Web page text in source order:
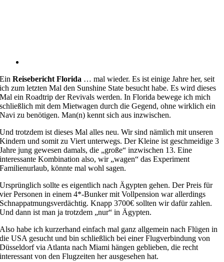
EinReisebericht Florida … mal wieder. Es ist einige Jahre her, seit
ich zum letzten Mal den Sunshine State besucht habe. Es wird dieses
Mal ein Roadtrip der Revivals werden. In Florida bewege ich mich
schließlich mit dem Mietwagen durch die Gegend, ohne wirklich ein
Navi zu benötigen. Man(n) kennt sich aus inzwischen.
Und trotzdem ist dieses Mal alles neu. Wir sind nämlich mit unseren
Kindern und somit zu Viert unterwegs. Der Kleine ist geschmeidige 3
Jahre jung gewesen damals, die „große“ inzwischen 13. Eine
interessante Kombination also, wir „wagen“ das Experiment
Familienurlaub, könnte mal wohl sagen.
Ursprünglich sollte es eigentlich nach Ägypten gehen. Der Preis für
vier Personen in einem 4*-Bunker mit Vollpension war allerdings
Schnappatmungsverdächtig. Knapp 3700€ sollten wir dafür zahlen.
Und dann ist man ja trotzdem „nur“ in Ägypten.
Also habe ich kurzerhand einfach mal ganz allgemein nach Flügen in
die USA gesucht und bin schließlich bei einer Flugverbindung von
Düsseldorf via Atlanta nach Miami hängen geblieben, die recht
interessant von den Flugzeiten her ausgesehen hat.